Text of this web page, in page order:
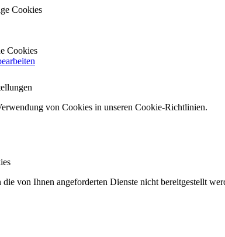
Cookies
Cookies
von Cookies in unseren Cookie-Richtlinien.
von Ihnen angeforderten Dienste nicht bereitgestellt